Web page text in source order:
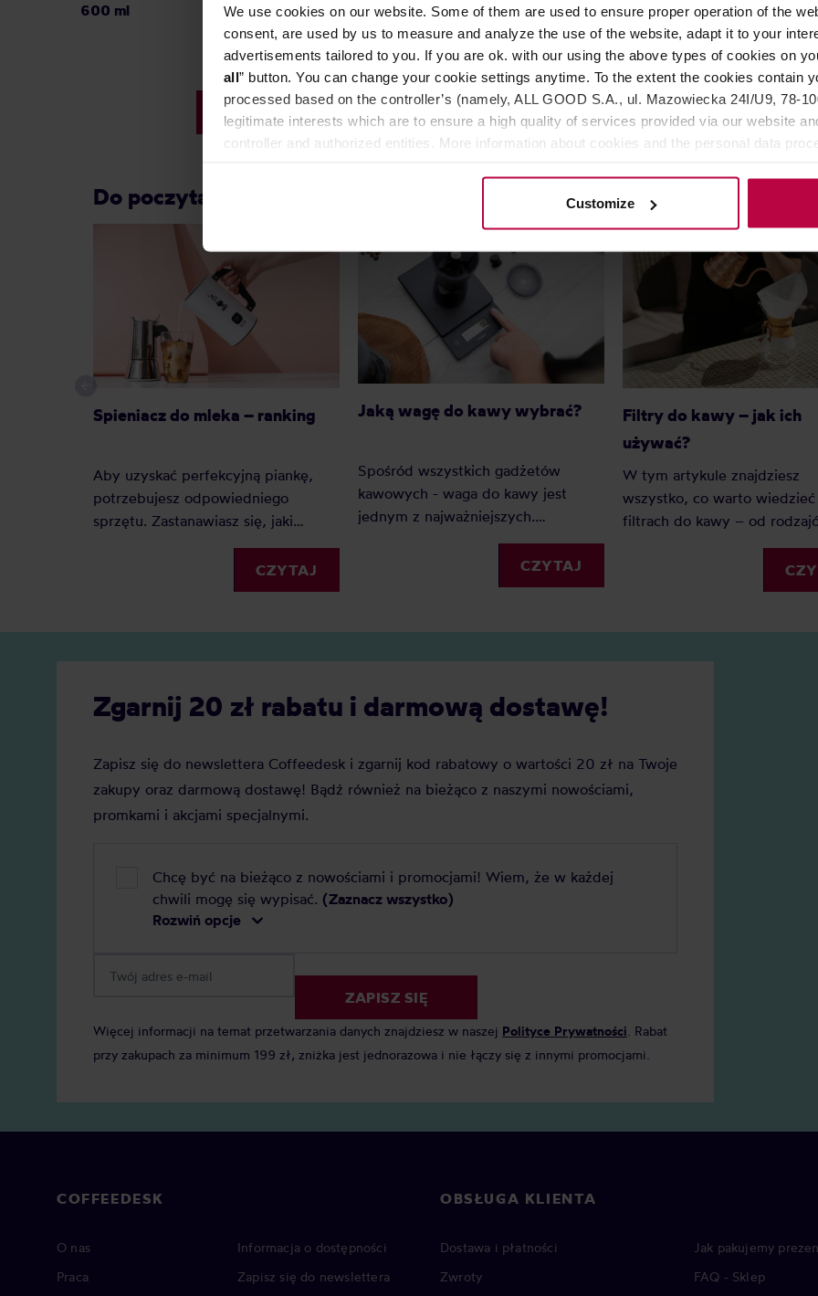
We use cookies on our website. Some of them are used to ensure proper operation of the
consent, are used by us to measure and analyze the use of the website, adapt it to your
advertisements tailored to you. If you are ok. with our using the above types of cookies on
all” button. You can change your cookie settings anytime. To the extent the cookies contain
processed based on the controller’s (namely, ALL GOOD S.A., ul. Mazowiecka 24I/U9, 78-
legitimate interests which are to ensure a high quality of services provided via our website
controller and authorized entities. More information about cookies and the personal data
Customize
600 ml
83,00 zł
Najniższa cena: 53,99 zł
63,99 zł
60,00 zł
Najniższa cena: 30,99 zł
48,99 zł
Najniższa
Do poczytania przy kawie:
Spieniacz do mleka – ranking
Aby uzyskać perfekcyjną piankę,
potrzebujesz odpowiedniego
sprzętu. Zastanawiasz się, jaki
spieniacz do mleka kupić?
Elektryczny, ręczny, a może
indukcyjny? Oto nasz szczegółowy
CZYTAJ
Jaką wagę do kawy wybrać?
Spośród wszystkich gadżetów
kawowych - waga do kawy jest
jednym z najważniejszych.
Dlaczego? Ponieważ dzięki wadze
zyskujemy precyzję i powtarzalność.
Jaką jednak wagę do kawy wybrać?
CZYTAJ
Filtry do kawy – jak ich
używać?
W tym artykule znajdziesz
wszystko, co warto
filtrach do kawy – od
rozmiarów, po praktyczne
wskazówki, jak z nich
Zgarnij 20 zł rabatu i darmową dostawę!
Zapisz się do newslettera Coffeedesk i zgarnij kod rabatowy o wartości 20 zł na Twoje
zakupy oraz darmową dostawę! Bądź również na bieżąco z naszymi nowościami,
promkami i akcjami specjalnymi.
Chcę być na bieżąco z nowościami i promocjami! Wiem, że w każdej
chwili mogę się wypisać. (Zaznacz wszystko)
Rozwiń opcje
ZAPISZ SIĘ
Więcej informacji na temat przetwarzania danych znajdziesz w naszej Polityce Prywatności . Rabat
przy zakupach za minimum 199 zł, zniżka jest jednorazowa i nie łączy się z innymi promocjami.
COFFEEDESK
O nas
Praca
Informacja o dostępności
Zapisz się do newslettera
OBSŁUGA KLIENTA
Dostawa i płatności
Zwroty
Jak pakujemy
FAQ - Sklep